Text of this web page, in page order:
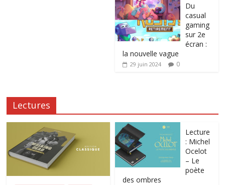
Du
casual
gaming
sur 2e
écran :
la nouvelle vague
29 juin 2024 0
Lectures
Lecture
: Michel
Ocelot
– Le
poète
des ombres